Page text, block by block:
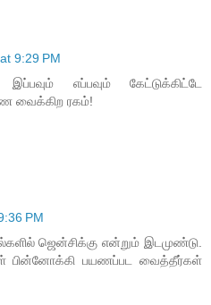
9:29 PM
எப்பவும் கேட்டுக்கிட்டே
வைக்கிற ரகம்!
PM
ஜென்சிக்கு என்றும் இடமுண்டு.
பின்னோக்கி பயணப்பட வைத்தீர்கள்